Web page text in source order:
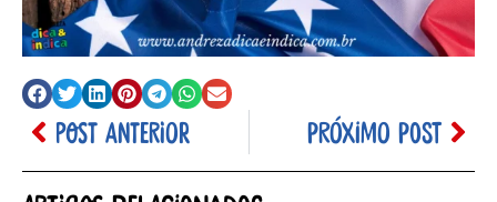
POST ANTERIOR PRÓXIMO POST